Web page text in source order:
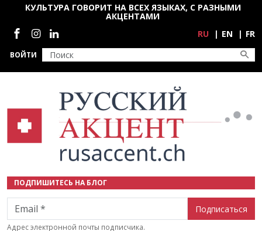
Перейти к основному содержанию
ВОЙТИ
КУЛЬТУРА ГОВОРИТ НА ВСЕХ ЯЗЫКАХ, С РАЗНЫМИ
АКЦЕНТАМИ
Социальные сети
RU EN FR
ПОДПИШИТЕСЬ НА БЛОГ
Email
Адрес электронной почты подписчика.